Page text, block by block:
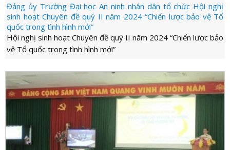
Đảng ủy Trường Đại học An ninh nhân dân tổ chức Hội nghị
sinh hoạt Chuyên đề quý II năm 2024 “Chiến lược bảo vệ Tổ
quốc trong tình hình mới”
Hội nghị sinh hoạt Chuyên đề quý II năm 2024 “Chiến lược bảo
vệ Tổ quốc trong tình hình mới”